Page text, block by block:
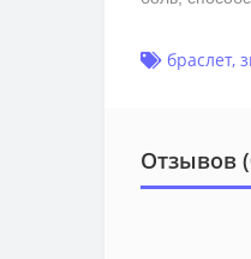
браслет,
Отзывов